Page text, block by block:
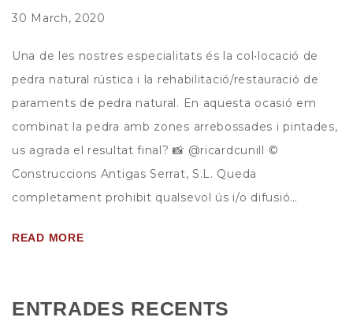
30 March, 2020
Una de les nostres especialitats és la col•locació de
pedra natural rústica i la rehabilitació/restauració de
paraments de pedra natural. En aquesta ocasió em
combinat la pedra amb zones arrebossades i pintades,
us agrada el resultat final? 📸 @ricardcunill ©
Construccions Antigas Serrat, S.L. Queda
completament prohibit qualsevol ús i/o difusió…
READ MORE
ENTRADES RECENTS